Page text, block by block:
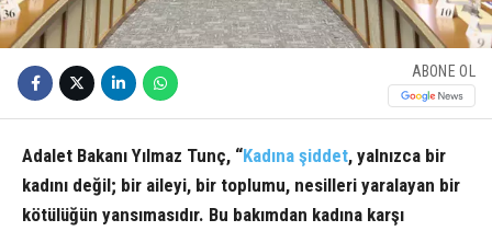
ABONE OL
Adalet Bakanı Yılmaz Tunç, “Kadına şiddet, yalnızca bir
kadını değil; bir aileyi, bir toplumu, nesilleri yaralayan bir
kötülüğün yansımasıdır. Bu bakımdan kadına karşı